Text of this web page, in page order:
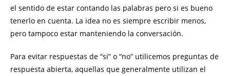
el sentido de estar contando las palabras pero si es bueno
tenerlo en cuenta. La idea no es siempre escribir menos,
pero tampoco estar manteniendo la conversación.
Para evitar respuestas de “si” o “no” utilicemos preguntas de
respuesta abierta, aquellas que generalmente utilizan el